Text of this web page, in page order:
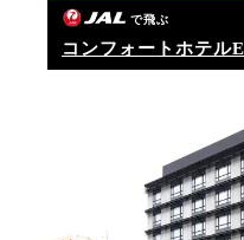
で飛ぶ
コンフォートホテル